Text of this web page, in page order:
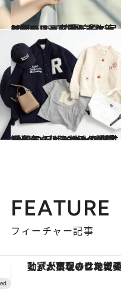
2023.6.15
ジュエリー専門バイヤーに聞く！ この夏、買い足したいリング7選 重ね着けのコツ＆コーディネート例も
ファッション
2023.6.17
RHC ロンハーマンが誕生10周年 デザイナーの個性が光る、いまだけの 限定スペシャルアイテムが登場
コミック ＆ エッセイ
FEATURE
フィーチャー記事
【夏限定ディナーコース】旬を迎える稚鮎や花ズッキーニなど